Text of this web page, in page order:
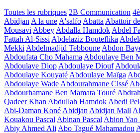
Toutes les rubriques 2B Communication
Abidjan A la une A'salfo Abatta Abattoir
Mousavi Abbey Abdalla Hamdok Abdel
Fattah Al-Sissi Abdelaziz Bouteflika
Mekki Abdelmadjid Tebboune Abdon
Abdoufata Cho Mahama Abdoulaye Ben
Abdoulaye Diop Abdoulaye Diouf
Abdoulaye Kouyaté Abdoulaye Maïga
Abdoulaye Wade Abdourahmane Cissé
Abdourhamane Ben Mamata Touré
Qadeer Khan Abdullah Hamdok Abedi
Abi-Daman Koné Abidjan Abidjan Mall
Kouakou Pascal Abinan Pascal Abion Yao
Abiy Ahmed Ali Abo Tagué Mahamadou